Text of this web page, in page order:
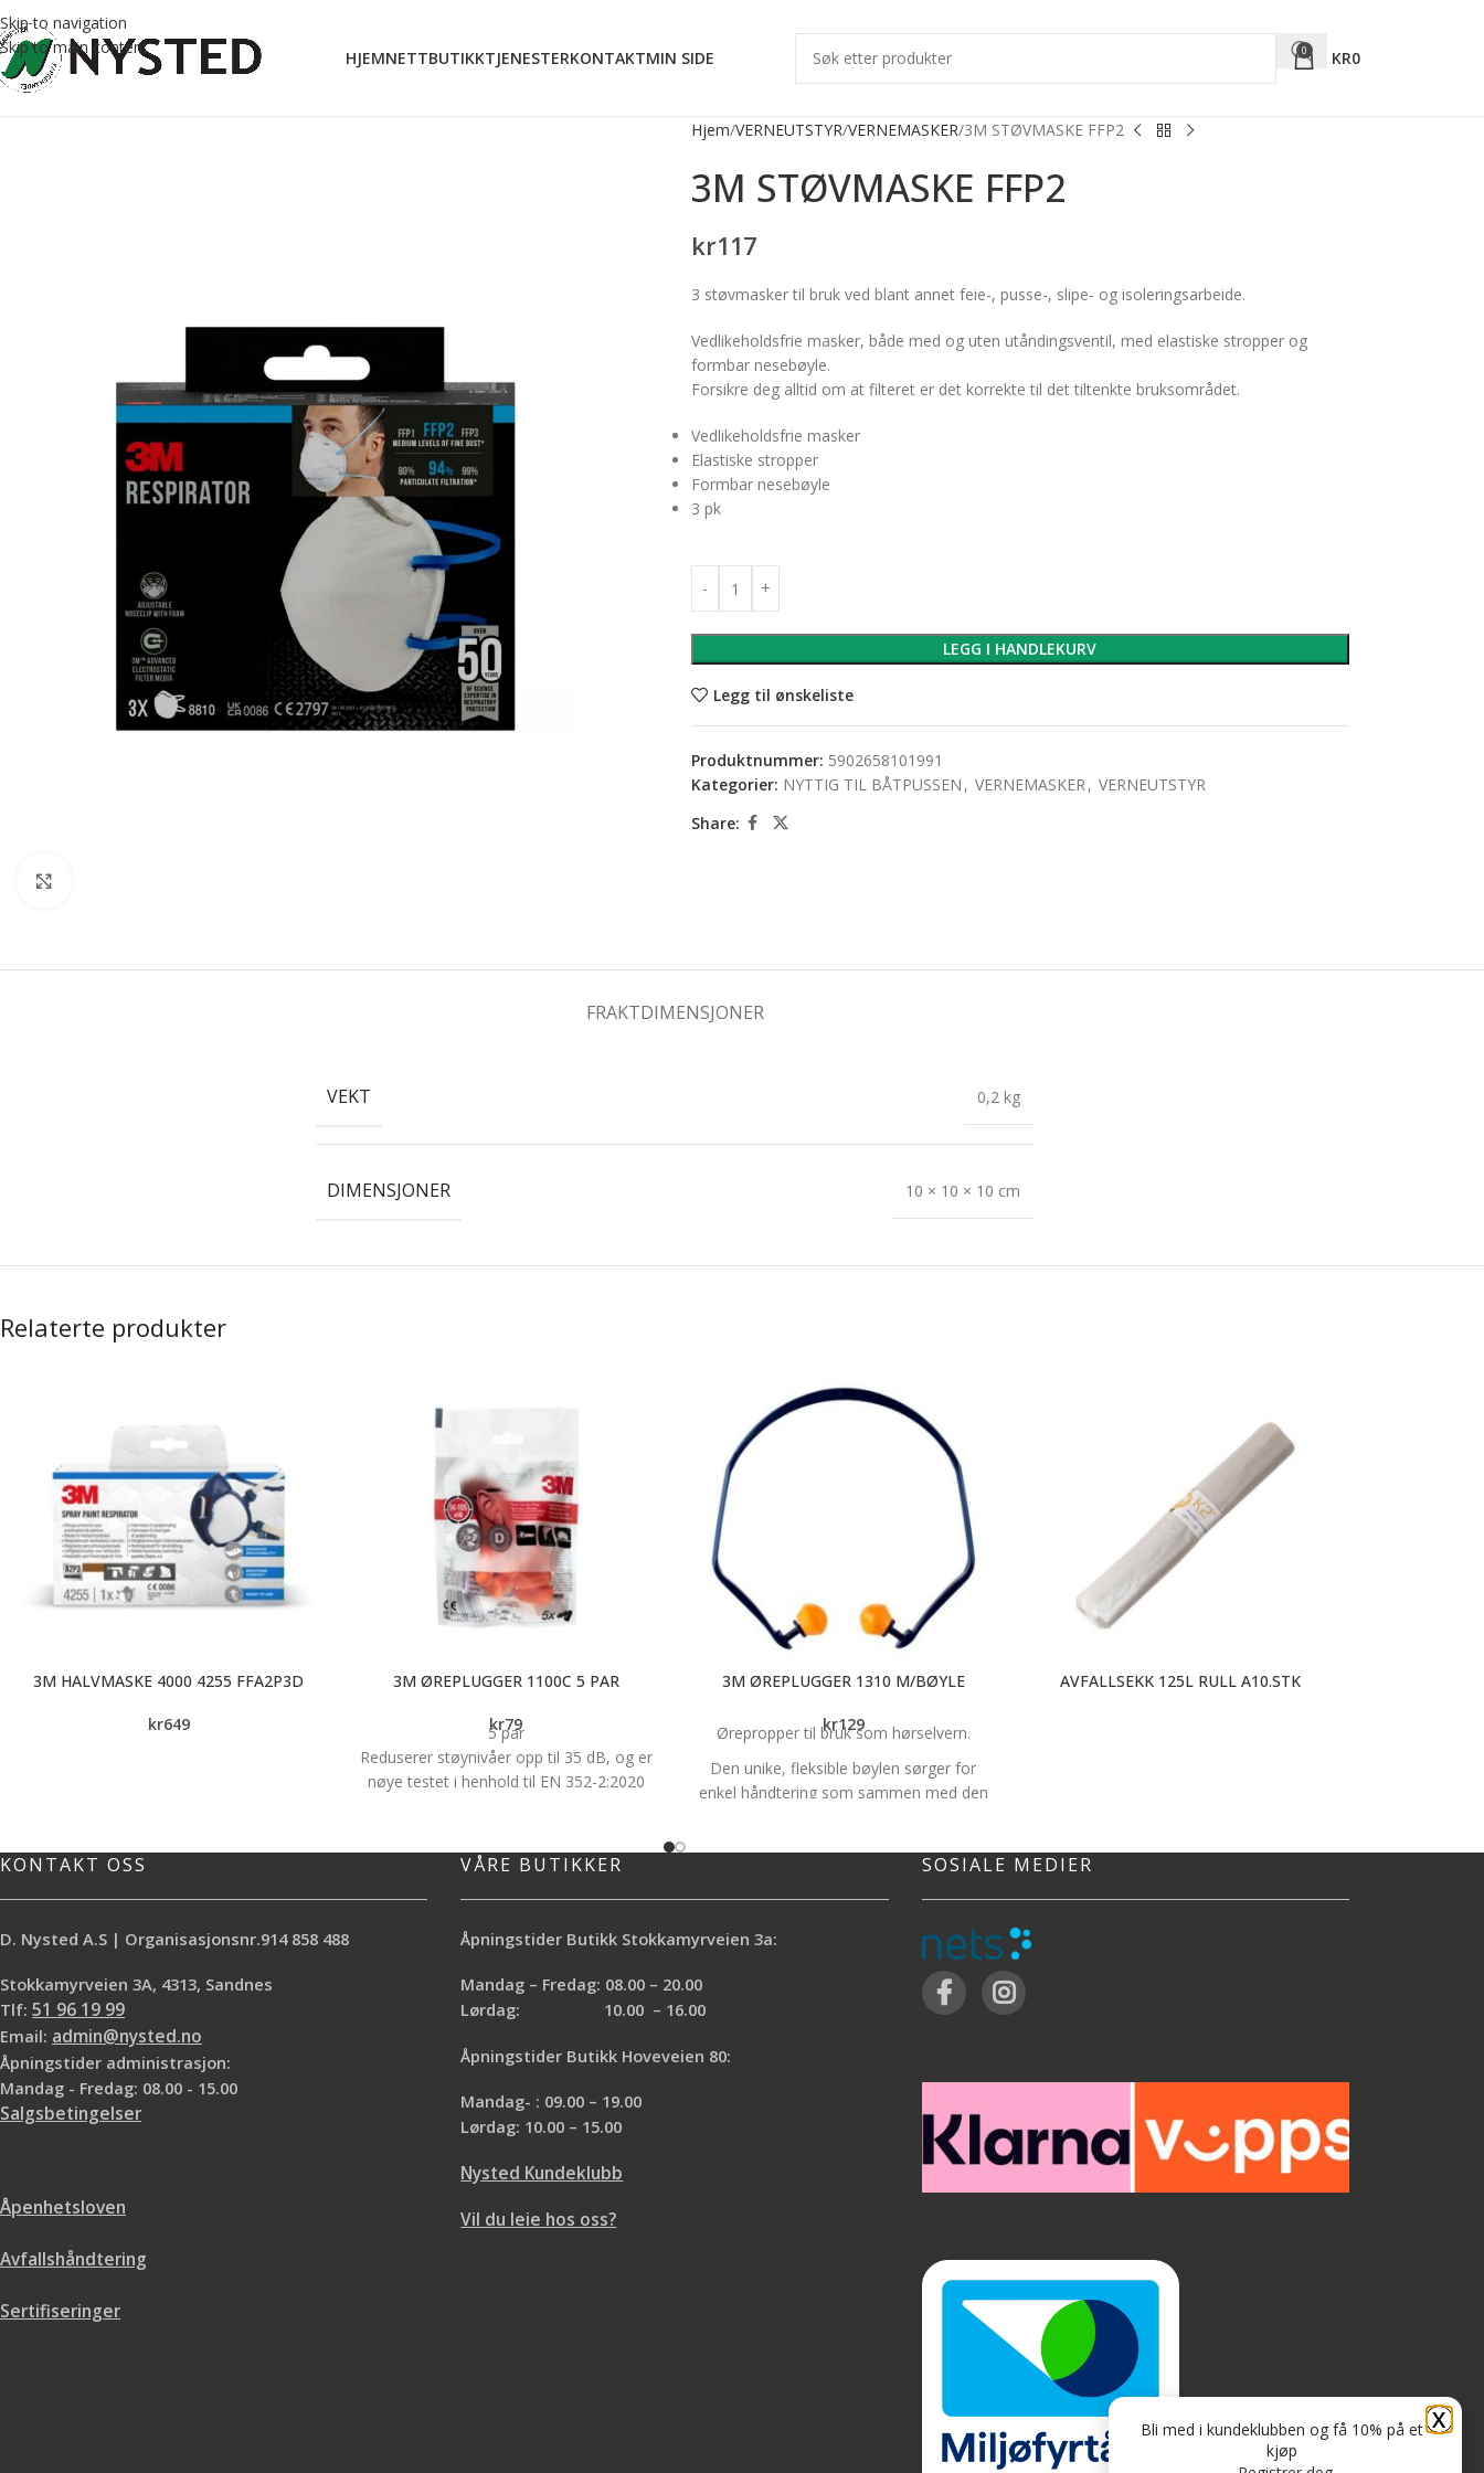
Skip to navigation
Skip to main content
HJEMNETTBUTIKKTJENESTERKONTAKTMIN SIDE 0 KR0
Hjem VERNEUTSTYR VERNEMASKER 3M STØVMASKE FFP2
3M STØVMASKE FFP2
kr117
3 støvmasker til bruk ved blant annet feie-, pusse-, slipe- og isoleringsarbeide.
Vedlikeholdsfrie masker, både med og uten utåndingsventil, med elastiske stropper og
formbar nesebøyle.
Forsikre deg alltid om at filteret er det korrekte til det tiltenkte bruksområdet.
Vedlikeholdsfrie masker
Elastiske stropper
Formbar nesebøyle
3 pk
LEGG I HANDLEKURV
Legg til ønskeliste
Produktnummer: 5902658101991
Kategorier: NYTTIG TIL BÅTPUSSEN , VERNEMASKER, VERNEUTSTYR
Share:
FRAKTDIMENSJONER
VEKT 0,2 kg
DIMENSJONER 10 × 10 × 10 cm
Relaterte produkter
3M HALVMASKE 4000 4255 FFA2P3D
kr649
3M ØREPLUGGER 1100C 5 PAR
kr79
5 par
Reduserer støynivåer opp til 35 dB, og er
nøye testet i henhold til EN 352-2:2020
Det myke hypoallergeniske skummet
langvarig bruk
3M ØREPLUGGER 1310 M/BØYLE
kr129
Ørepropper til bruk som hørselvern.
Den unike, fleksible bøylen sørger for
enkel håndtering som sammen med den
Øreproppen er i skummateriale som er
kontakt med klærne. Komfortable
ørepropper som ikke stikker unødvendig
dypt i øregangen. Veier veldig lite, kun 13
AVFALLSEKK 125L RULL A10.STK
KONTAKT OSS
D. Nysted A.S | Organisasjonsnr.914 858 488
Stokkamyrveien 3A, 4313, Sandnes
Tlf: 51 96 19 99
Email: admin@nysted.no
Åpningstider administrasjon:
Mandag - Fredag: 08.00 - 15.00
Salgsbetingelser
Åpenhetsloven
Avfallshåndtering
Sertifiseringer
VÅRE BUTIKKER
Åpningstider Butikk Stokkamyrveien 3a:
Mandag – Fredag: 08.00 – 20.00
Lørdag: 10.00 – 16.00
Åpningstider Butikk Hoveveien 80:
Mandag- : 09.00 – 19.00
Lørdag: 10.00 – 15.00
Nysted Kundeklubb
Vil du leie hos oss?
SOSIALE MEDIER
X
Bli med i kundeklubben og få 10% på et
kjøp